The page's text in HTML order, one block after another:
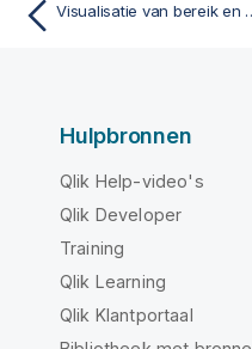
Visualisatie van bereik
Hulpbronnen
Qlik Help-video's
Qlik Developer
Training
Qlik Learning
Qlik Klantportaal